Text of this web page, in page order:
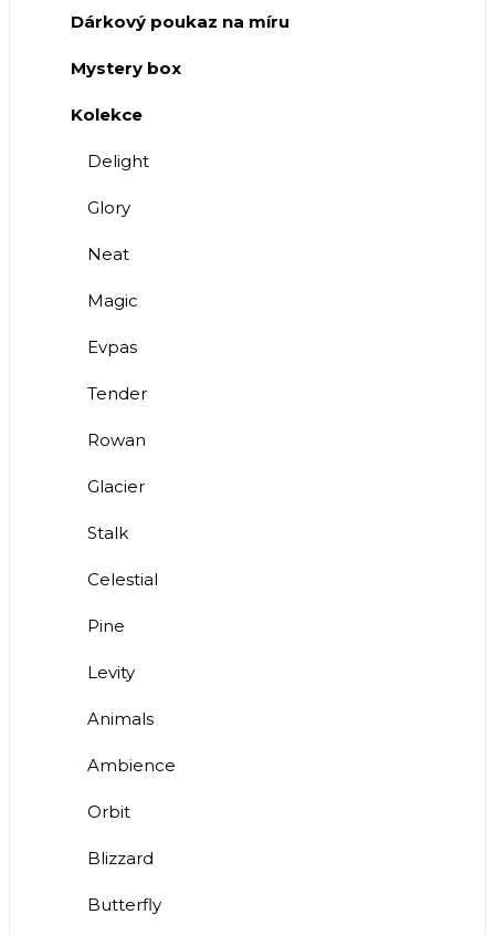
Dárkový poukaz na míru
Mystery box
Kolekce
Delight
Glory
Neat
Magic
Evpas
Tender
Rowan
Glacier
Stalk
Celestial
Pine
Levity
Animals
Ambience
Orbit
Blizzard
Butterfly